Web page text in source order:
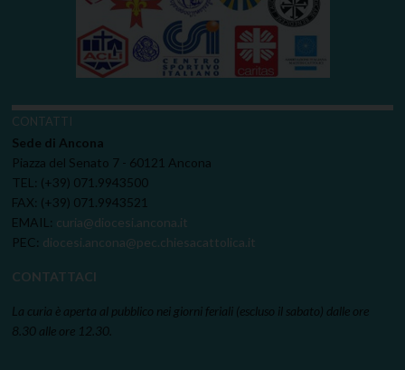
CONTATTI
Sede di Ancona
Piazza del Senato 7 - 60121 Ancona
TEL: (+39) 071.9943500
FAX: (+39) 071.9943521
EMAIL: curia@diocesi.ancona.it
PEC: diocesi.ancona@pec.chiesacattolica.it
CONTATTACI
La curia è aperta al pubblico nei giorni feriali (escluso il sabato) dalle ore
8.30 alle ore 12.30.